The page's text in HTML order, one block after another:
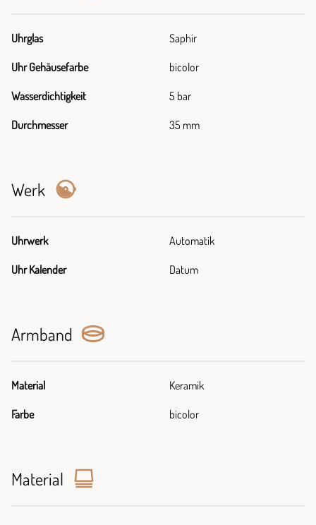
Uhrglas Saphir
Uhr Gehäusefarbe bicolor
Wasserdichtigkeit 5 bar
Durchmesser 35 mm
Werk
Uhrwerk Automatik
Uhr Kalender Datum
Armband
Material Keramik
Farbe bicolor
Material